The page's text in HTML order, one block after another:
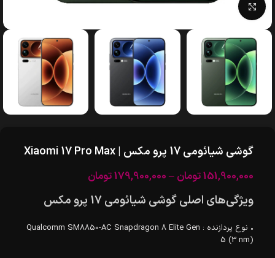
بزرگنمایی تصویر
گوشی شیائومی 17 پرو مکس | Xiaomi 17 Pro Max
151,900,000تومان –
179,900,000تومان
ویژگی‌های اصلی گوشی شیائومی 17 پرو مکس
• نوع پردازنده : Qualcomm SM8850-AC Snapdragon 8 Elite Gen
5 (3 nm)